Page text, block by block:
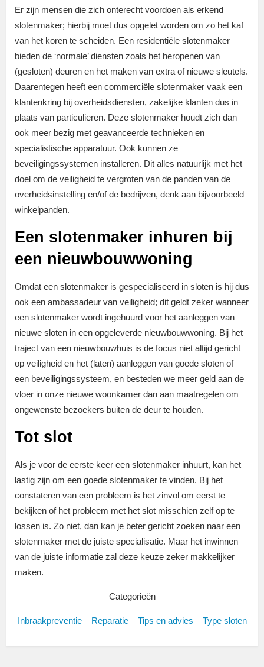
Er zijn mensen die zich onterecht voordoen als erkend
slotenmaker; hierbij moet dus opgelet worden om zo het kaf
van het koren te scheiden. Een residentiële slotenmaker
bieden de ‘normale’ diensten zoals het heropenen van
(gesloten) deuren en het maken van extra of nieuwe sleutels.
Daarentegen heeft een commerciële slotenmaker vaak een
klantenkring bij overheidsdiensten, zakelijke klanten dus in
plaats van particulieren. Deze slotenmaker houdt zich dan
ook meer bezig met geavanceerde technieken en
specialistische apparatuur. Ook kunnen ze
beveiligingssystemen installeren. Dit alles natuurlijk met het
doel om de veiligheid te vergroten van de panden van de
overheidsinstelling en/of de bedrijven, denk aan bijvoorbeeld
winkelpanden.
Een slotenmaker inhuren bij
een nieuwbouwwoning
Omdat een slotenmaker is gespecialiseerd in sloten is hij dus
ook een ambassadeur van veiligheid; dit geldt zeker wanneer
een slotenmaker wordt ingehuurd voor het aanleggen van
nieuwe sloten in een opgeleverde nieuwbouwwoning. Bij het
traject van een nieuwbouwhuis is de focus niet altijd gericht
op veiligheid en het (laten) aanleggen van goede sloten of
een beveiligingssysteem, en besteden we meer geld aan de
vloer in onze nieuwe woonkamer dan aan maatregelen om
ongewenste bezoekers buiten de deur te houden.
Tot slot
Als je voor de eerste keer een slotenmaker inhuurt, kan het
lastig zijn om een goede slotenmaker te vinden. Bij het
constateren van een probleem is het zinvol om eerst te
bekijken of het probleem met het slot misschien zelf op te
lossen is. Zo niet, dan kan je beter gericht zoeken naar een
slotenmaker met de juiste specialisatie. Maar het inwinnen
van de juiste informatie zal deze keuze zeker makkelijker
maken.
Categorieën
Inbraakpreventie– Reparatie–Tips en advies –Type sloten